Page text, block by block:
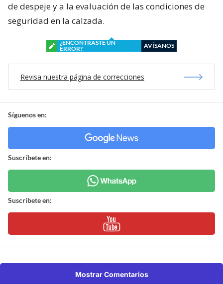
de despeje y a la evaluación de las condiciones de
seguridad en la calzada.
¿ENCONTRASTE UN
ERROR?
AVÍSANOS
Revisa nuestra página de correcciones
Síguenos en:
Suscríbete en:
Suscríbete en:
Mostrar Comentarios